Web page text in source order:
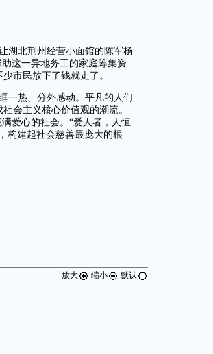
湖北荆州经营小面馆的陈军杨
这一异地务工的家庭筹集资
市民放下了钱就走了。
一热、分外感动。平凡的人们
会主义核心价值观的潮流。
爱心的社会。“爱人者，人恒
构建起社会慈善最庞大的根
放大 缩小 默认